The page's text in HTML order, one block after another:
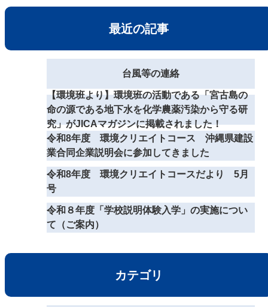
最近の記事
台風等の連絡
【環境班より】環境班の活動である「宮古島の
命の源である地下水を化学農薬汚染から守る研
究」がJICAマガジンに掲載されました！
令和8年度 環境クリエイトコース 沖縄県建設
業合同企業説明会に参加してきました
令和8年度 環境クリエイトコースだより 5月
号
令和８年度「学校説明体験入学」の実施につい
て（ご案内）
カテゴリ